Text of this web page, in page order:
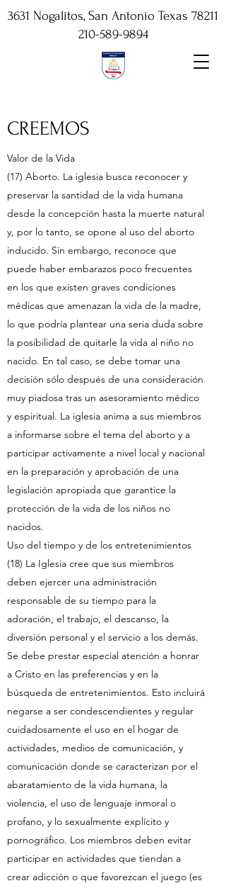
3631 Nogalitos, San Antonio Texas 78211
210-589-9894
CREEMOS
Valor de la Vida
(17) Aborto. La iglesia busca reconocer y
preservar la santidad de la vida humana
desde la concepción hasta la muerte natural
y, por lo tanto, se opone al uso del aborto
inducido. Sin embargo, reconoce que
puede haber embarazos poco frecuentes
en los que existen graves condiciones
médicas que amenazan la vida de la madre,
lo que podría plantear una seria duda sobre
la posibilidad de quitarle la vida al niño no
nacido. En tal caso, se debe tomar una
decisión sólo después de una consideración
muy piadosa tras un asesoramiento médico
y espiritual. La iglesia anima a sus miembros
a informarse sobre el tema del aborto y a
participar activamente a nivel local y nacional
en la preparación y aprobación de una
legislación apropiada que garantice la
protección de la vida de los niños no
nacidos.
Uso del tiempo y de los entretenimientos
(18) La Iglesia cree que sus miembros
deben ejercer una administración
responsable de su tiempo para la
adoración, el trabajo, el descanso, la
diversión personal y el servicio a los demás.
Se debe prestar especial atención a honrar
a Cristo en las preferencias y en la
búsqueda de entretenimientos. Esto incluirá
negarse a ser condescendientes y regular
cuidadosamente el uso en el hogar de
actividades, medios de comunicación, y
comunicación donde se caracterizan por el
abaratamiento de la vida humana, la
violencia, el uso de lenguaje inmoral o
profano, y lo sexualmente explícito y
pornográfico. Los miembros deben evitar
participar en actividades que tiendan a
crear adicción o que favorezcan el juego (es